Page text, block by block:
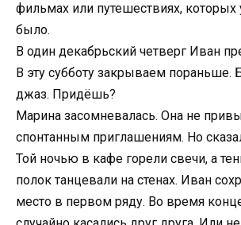
фильмах или путешествиях, которых
было.
В один декабрьский четверг Иван
В эту субботу закрываем пораньше.
джаз. Придёшь?
Марина засомневалась. Она не
спонтанным приглашениям. Но
Той ночью в кафе горели свечи, а
полок танцевали на стенах. Иван
место в первом ряду. Во время